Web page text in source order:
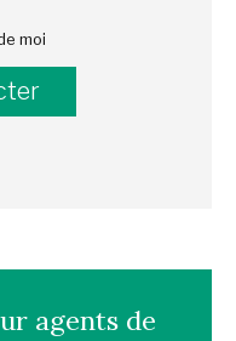
moi
agents de